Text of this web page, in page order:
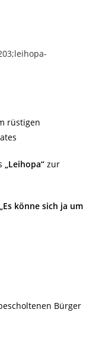
rüstigen
„Leihopa“ zur
„Es könne sich ja um
Bürger